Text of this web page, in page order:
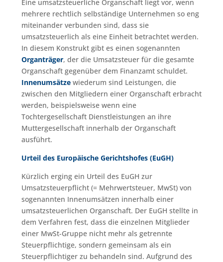
Eine umsatzsteuerliche Organschaft liegt vor, wenn
mehrere rechtlich selbständige Unternehmen so eng
miteinander verbunden sind, dass sie
umsatzsteuerlich als eine Einheit betrachtet werden.
In diesem Konstrukt gibt es einen sogenannten
Organträger, der die Umsatzsteuer für die gesamte
Organschaft gegenüber dem Finanzamt schuldet.
Innenumsätzewiederum sind Leistungen, die
zwischen den Mitgliedern einer Organschaft erbracht
werden, beispielsweise wenn eine
Tochtergesellschaft Dienstleistungen an ihre
Muttergesellschaft innerhalb der Organschaft
ausführt.
Urteil des Europäische Gerichtshofes (EuGH)
Kürzlich erging ein Urteil des EuGH zur
Umsatzsteuerpflicht (= Mehrwertsteuer, MwSt) von
sogenannten Innenumsätzen innerhalb einer
umsatzsteuerlichen Organschaft. Der EuGH stellte in
dem Verfahren fest, dass die einzelnen Mitglieder
einer MwSt-Gruppe nicht mehr als getrennte
Steuerpflichtige, sondern gemeinsam als ein
Steuerpflichtiger zu behandeln sind. Aufgrund des